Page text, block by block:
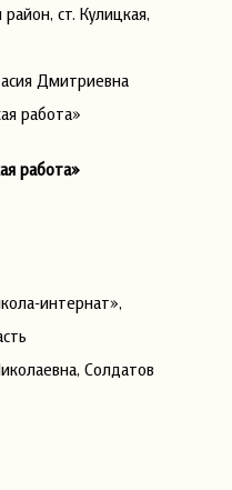
ст. Кулицкая,
Дмитриевна
работа»
работа»
интернат»,
Солдатов